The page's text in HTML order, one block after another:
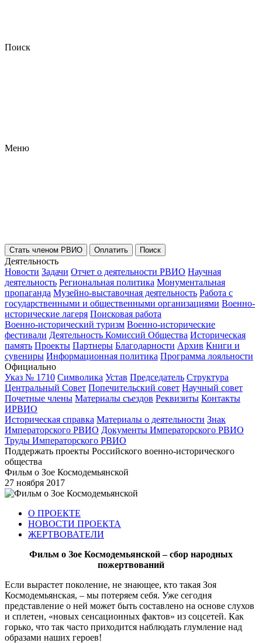
Поиск
Меню
Стать членом РВИО Оплатить Поиск
Деятельность
Новости Задачи Отчет о деятельности РВИО Научная
деятельность Региональная политика Монументальная
пропаганда Музейно-выставочная деятельность Работа с
государственными и общественными организациями Военно-
исторические лагеря Поисковая работа
Военно-исторический туризм Военно-исторические
фестивали Деятельность Комиссий Общества Историческая
память Проекты Партнеры Благодарности Архив Книги и
сувениры Информационная политика Программа лояльности
Официально
Указ № 1710 Символика Устав Председатель Структура
Центральный Совет Попечительский совет Научный совет
Почетные члены Материалы съездов Реквизиты Контакты
ИРВИО
Историческая справка Материалы о деятельности Знак
Императорского РВИО Документы Императорского РВИО
Труды Императорского РВИО
Поддержать проекты Российского военно-исторического
общества
Фильм о Зое Космодемьянской
27 ноября 2017
О ПРОЕКТЕ
НОВОСТИ ПРОЕКТА
ЖЕРТВОВАТЕЛИ
Фильм о Зое Космодемьянской – сбор народных
пожертвований
Если вырастет поколение, не знающее, кто такая Зоя
Космодемьянская, – мы потеряем себя. Уже сегодня
представление о ней может быть составлено на основе слухов
и сплетен, «новых сенсационных фактов» из соцсетей. Как
горько, что так часто приходится наблюдать глумление над
образами наших героев!